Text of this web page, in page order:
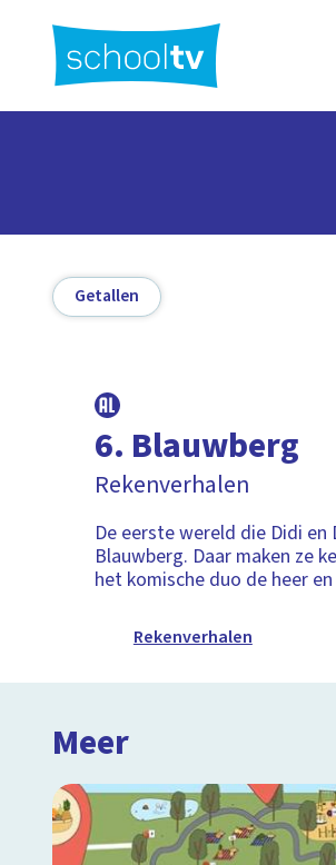
hoofdinhoud
Getallen
6. Blauwberg
Rekenverhalen
De eerste wereld die Didi
Blauwberg. Daar maken ze
het komische duo de heer
Rekenverhalen
Meer